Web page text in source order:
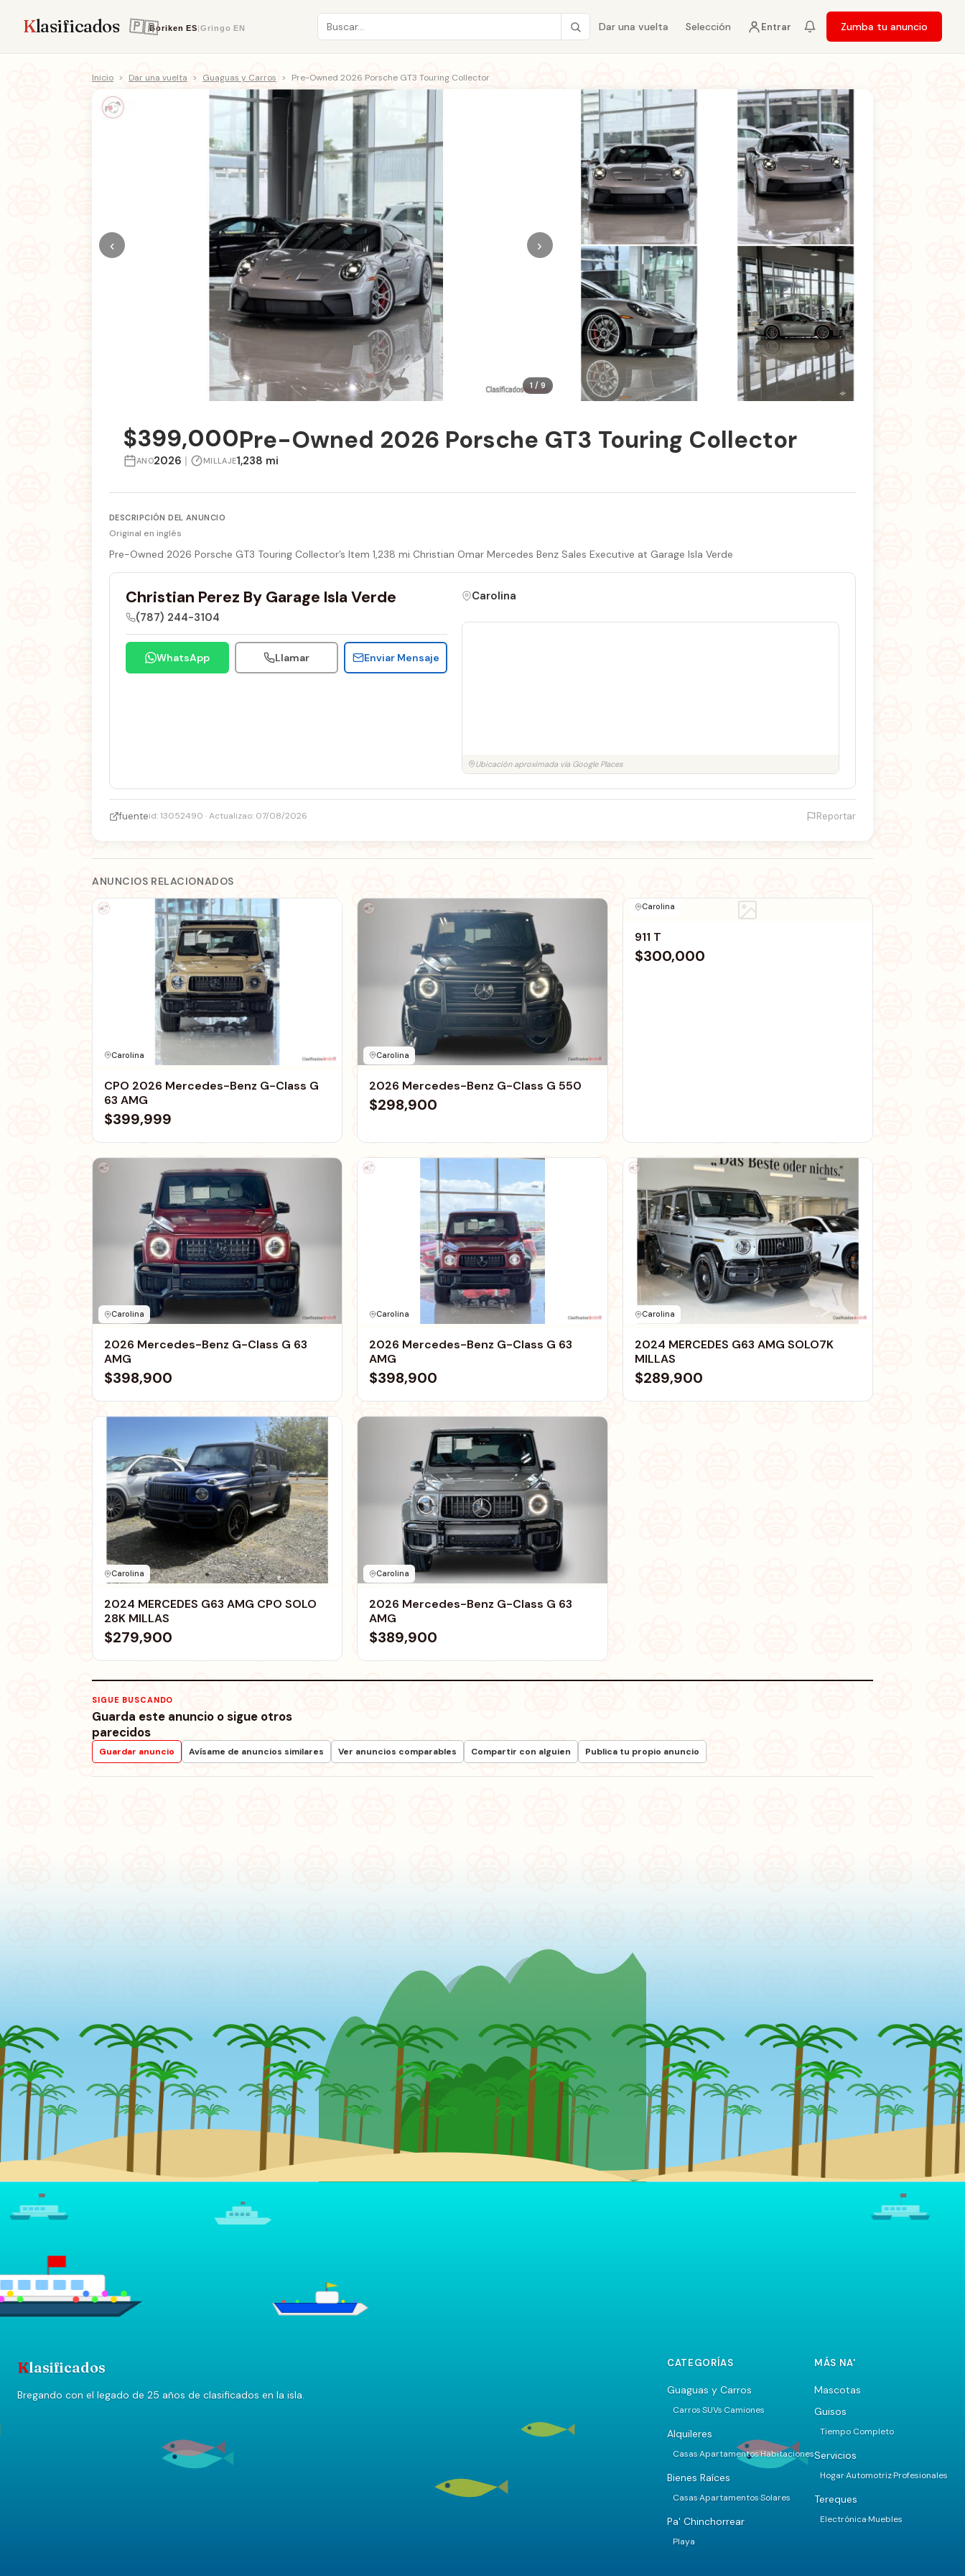
Klasificados Boriken ES|Gringo EN Dar una vuelta Selección Entrar Zumba tu anuncio
Inicio > Dar una vuelta > Guaguas y Carros > Pre-Owned 2026 Porsche GT3 Touring Collector
1 / 9
‹ ›
$399,000Pre-Owned 2026 Porsche GT3 Touring Collector
ANO2026 | MILLAJE1,238 mi
DESCRIPCIÓN DEL ANUNCIO
Original en inglés
Pre-Owned 2026 Porsche GT3 Touring Collector’s Item 1,238 mi Christian Omar Mercedes Benz Sales Executive at Garage Isla Verde
Christian Perez By Garage Isla Verde
(787) 244-3104
WhatsApp Llamar Enviar Mensaje
Carolina
Ubicación aproximada vía Google Places
fuenteid: 13052490 · Actualizao: 07/08/2026 Reportar
ANUNCIOS RELACIONADOS
Carolina
CPO 2026 Mercedes-Benz G-Class G
63 AMG
$399,999
Carolina
2026 Mercedes-Benz G-Class G 550
$298,900
Carolina
911 T
$300,000
Carolina
2026 Mercedes-Benz G-Class G 63
AMG
$398,900
Carolina
2026 Mercedes-Benz G-Class G 63
AMG
$398,900
Carolina
2024 MERCEDES G63 AMG SOLO7K
MILLAS
$289,900
Carolina
2024 MERCEDES G63 AMG CPO SOLO
28K MILLAS
$279,900
Carolina
2026 Mercedes-Benz G-Class G 63
AMG
$389,900
SIGUE BUSCANDO
Guarda este anuncio o sigue otros
parecidos
Guardar anuncio Avísame de anuncios similares Ver anuncios comparables Compartir con alguien Publica tu propio anuncio
Klasificados
Bregando con el legado de 25 años de clasificados en la isla.
CATEGORÍAS
Guaguas y Carros
Carros·SUVs·Camiones
Alquileres
Casas·Apartamentos·Habitaciones
Bienes Raíces
Casas·Apartamentos·Solares
Pa' Chinchorrear
Playa
MÁS NA'
Mascotas
Guisos
Tiempo Completo
Servicios
Hogar·Automotriz·Profesionales
Tereques
Electrónica·Muebles